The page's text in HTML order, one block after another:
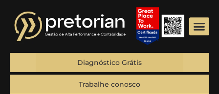
Diagnóstico Grátis
Trabalhe conosco